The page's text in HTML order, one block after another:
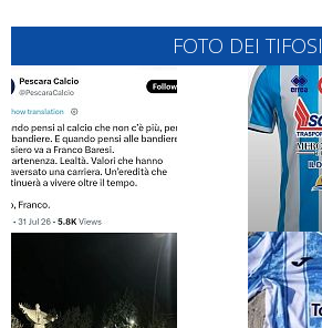
FOTO DEI TIFOSI